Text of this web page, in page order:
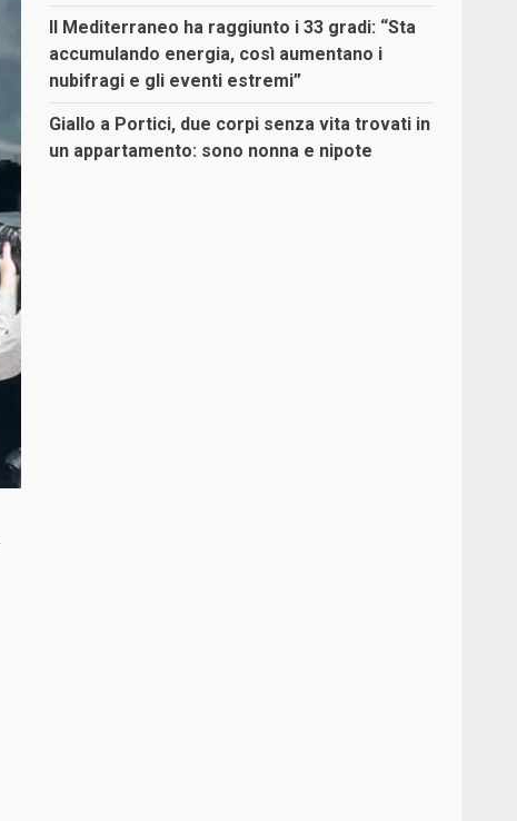
Il Mediterraneo ha raggiunto i 33 gradi: “Sta
accumulando energia, così aumentano i
nubifragi e gli eventi estremi”
Giallo a Portici, due corpi senza vita trovati in
un appartamento: sono nonna e nipote